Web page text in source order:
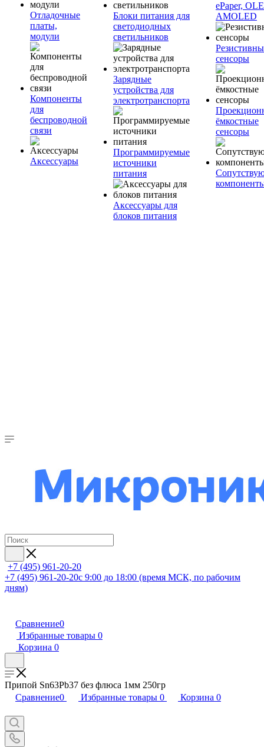
Отладочные
платы,
модули
Компоненты
для
беспроводной
связи
Аксессуары
Блоки питания для
светодиодных
светильников
Зарядные
устройства для
электротранспорта
Программируемые
источники
питания
Аксессуары для
блоков питания
ePaper,
AMOLED
сенсоры
ёмкостные
сенсоры
+7 (495) 961-20-20
+7 (495) 961-20-20с 9:00 до 18:00 (время МСК, по рабочим
дням)
Сравнение0
Избранные товары 0
Корзина 0
Припой Sn63Pb37 без флюса 1мм 250гр
Сравнение0 Избранные товары 0 Корзина 0